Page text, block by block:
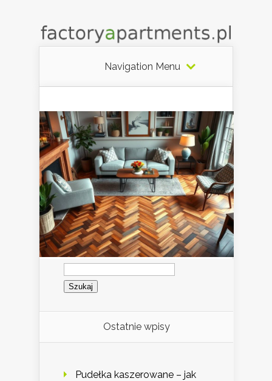
Navigation Menu
Szukaj:
Ostatnie wpisy
Pudełka kaszerowane – jak